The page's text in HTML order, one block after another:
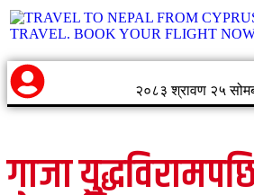
२०८३ श्रावण २५
गाजा